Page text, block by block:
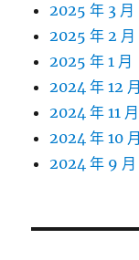
2025 年 3 月
2025 年 2 月
2025 年 1 月
2024 年 12 月
2024 年 11 月
2024 年 10 月
2024 年 9 月